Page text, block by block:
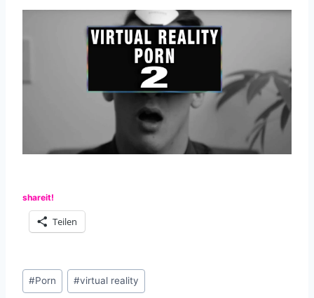
shareit!
Teilen
Schlagworte:
#Porn #virtual reality